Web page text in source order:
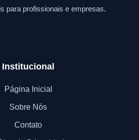
para profissionais e empresas.
Institucional
Página Inicial
Sobre Nós
Contato